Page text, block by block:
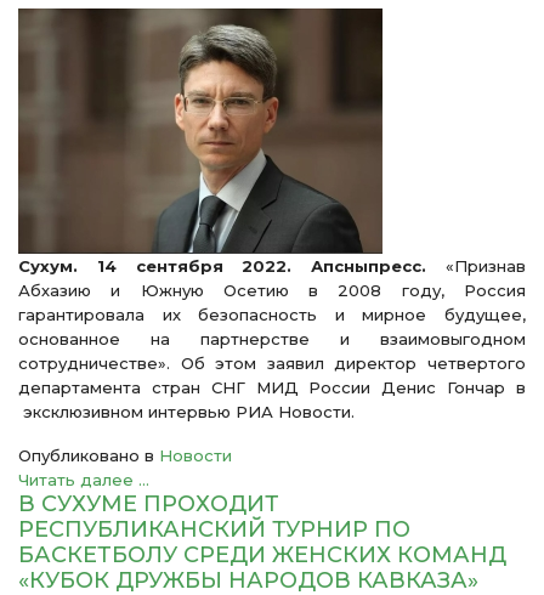
Сухум. 14 сентября 2022. Апсныпресс. «Признав
Абхазию и Южную Осетию в 2008 году, Россия
гарантировала их безопасность и мирное будущее,
основанное на партнерстве и взаимовыгодном
сотрудничестве». Об этом заявил директор четвертого
департамента стран СНГ МИД России Денис Гончар в
эксклюзивном интервью РИА Новости.
Опубликовано в Новости
Читать далее ...
В СУХУМЕ ПРОХОДИТ
РЕСПУБЛИКАНСКИЙ ТУРНИР ПО
БАСКЕТБОЛУ СРЕДИ ЖЕНСКИХ КОМАНД
«КУБОК ДРУЖБЫ НАРОДОВ КАВКАЗА»